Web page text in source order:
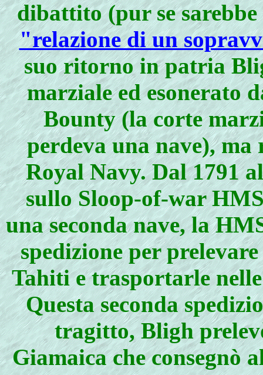
dibattito (pur se
"relazione di un
suo ritorno in patria
marziale ed esonerato
Bounty (la corte
perdeva una nave),
Royal Navy. Dal 1791
sullo Sloop-of-war
una seconda nave, la
spedizione per
Tahiti e trasportarle
Questa seconda
tragitto, Bligh
Giamaica che consegnò